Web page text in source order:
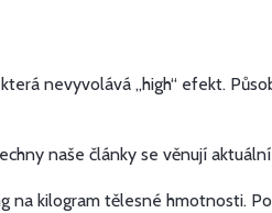
nevyvolává „high“ efekt.
naše články se věnují
na kilogram tělesné hmotnosti.